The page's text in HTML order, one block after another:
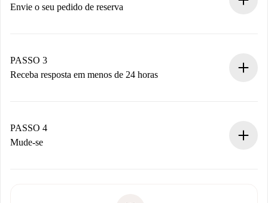
antecipadamente.
Envie o seu pedido de reserva
Não cobramos nada até que o proprietário confirme.
PASSO 3
Receba resposta em menos de 24 horas
proprietário.
Se recusada: não cobraremos nada e ofereceremos
PASSO 4
Mude-se